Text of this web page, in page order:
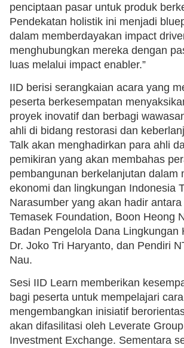
penciptaan pasar untuk produk
Pendekatan holistik ini menjadi
dalam memberdayakan impact
menghubungkan mereka dengan
luas melalui impact enabler.”
IID berisi serangkaian acara yang
peserta berkesempatan
proyek inovatif dan berbagi
ahli di bidang restorasi dan
Talk akan menghadirkan para ahli
pemikiran yang akan membahas
pembangunan berkelanjutan dalam
ekonomi dan lingkungan Indonesia
Narasumber yang akan hadir
Temasek Foundation, Boon Heong
Badan Pengelola Dana Lingkungan
Dr. Joko Tri Haryanto, dan Pendiri
Nau.
Sesi IID Learn memberikan
bagi peserta untuk mempelajari cara
mengembangkan inisiatif
akan difasilitasi oleh Leverate
Investment Exchange. Sementara